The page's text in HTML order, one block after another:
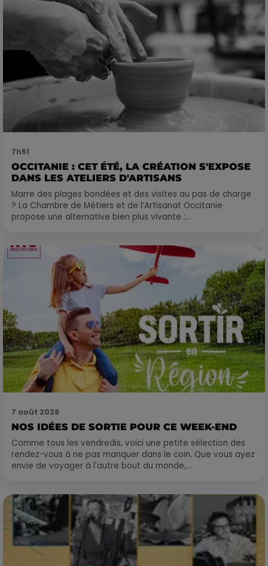
7h51
OCCITANIE : CET ÉTÉ, LA CRÉATION S'EXPOSE
DANS LES ATELIERS D'ARTISANS
Marre des plages bondées et des visites au pas de charge
? La Chambre de Métiers et de l’Artisanat Occitanie
propose une alternative bien plus vivante :...
7 août 2026
NOS IDÉES DE SORTIE POUR CE WEEK-END
Comme tous les vendredis, voici une petite sélection des
rendez-vous à ne pas manquer dans le coin. Que vous ayez
envie de voyager à l'autre bout du monde,...